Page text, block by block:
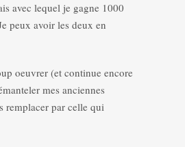
avec lequel je gagne 1000
peux avoir les deux en
oeuvrer (et continue encore
mes anciennes
remplacer par celle qui